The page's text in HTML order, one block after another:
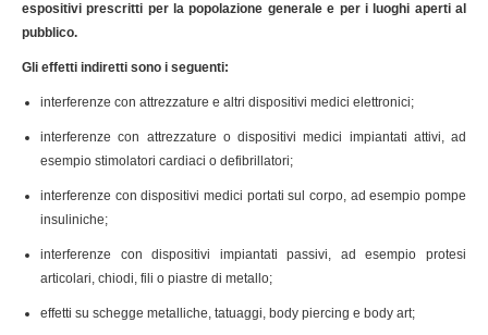
espositivi prescritti per la popolazione generale e per i luoghi aperti al
pubblico.
Gli effetti indiretti sono i seguenti:
interferenze con attrezzature e altri dispositivi medici elettronici;
interferenze con attrezzature o dispositivi medici impiantati attivi, ad
esempio stimolatori cardiaci o defibrillatori;
interferenze con dispositivi medici portati sul corpo, ad esempio pompe
insuliniche;
interferenze con dispositivi impiantati passivi, ad esempio protesi
articolari, chiodi, fili o piastre di metallo;
effetti su schegge metalliche, tatuaggi, body piercing e body art;